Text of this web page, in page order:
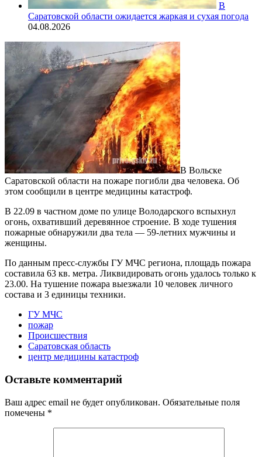
В
Саратовской области ожидается жаркая и сухая погода
04.08.2026
В Вольске
Саратовской области на пожаре погибли два человека. Об
этом сообщили в центре медицины катастроф.
В 22.09 в частном доме по улице Володарского вспыхнул
огонь, охвативший деревянное строение. В ходе тушения
пожарные обнаружили два тела — 59-летних мужчины и
женщины.
По данным пресс-службы ГУ МЧС региона, площадь пожара
составила 63 кв. метра. Ликвидировать огонь удалось только к
23.00. На тушение пожара выезжали 10 человек личного
состава и 3 единицы техники.
ГУ МЧС
пожар
Происшествия
Саратовская область
центр медицины катастроф
Оставьте комментарий
Ваш адрес email не будет опубликован. Обязательные поля
помечены *